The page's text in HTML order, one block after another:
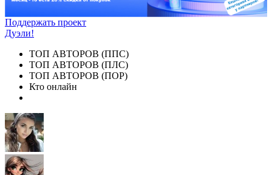
Поддержать проект
Дуэли!
ТОП АВТОРОВ (ППС)
ТОП АВТОРОВ (ПЛС)
ТОП АВТОРОВ (ПОР)
Кто онлайн